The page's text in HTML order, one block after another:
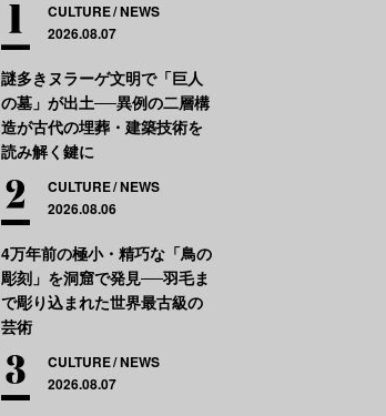
CULTURE NEWS
2026.08.07
謎多きヌラーゲ文明で「巨人
の墓」が出土──異例の二層構
造が古代の埋葬・建築技術を
読み解く鍵に
CULTURE NEWS
2026.08.06
4万年前の極小・精巧な「鳥の
彫刻」を洞窟で発見──羽毛ま
で彫り込まれた世界最古級の
芸術
CULTURE NEWS
2026.08.07